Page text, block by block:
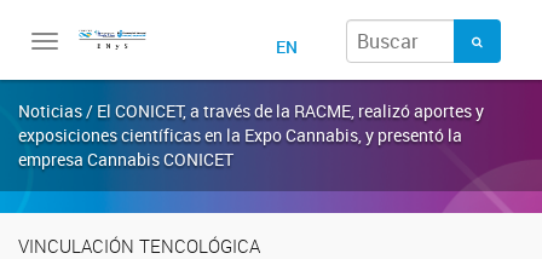
Toggle
EN
Noticias / El CONICET, a través de la RACME, realizó aportes y
exposiciones científicas en la Expo Cannabis, y presentó la
empresa Cannabis CONICET
VINCULACIÓN TENCOLÓGICA